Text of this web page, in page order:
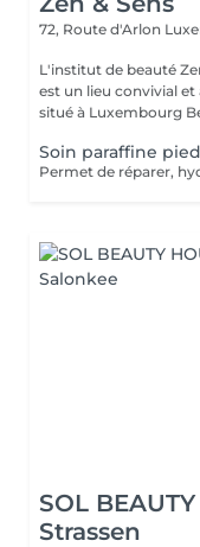
72, Route d'Arlon
L'institut de beauté
est un lieu convivial et
situé à Luxembourg
Soin paraffine
SOL
Strassen